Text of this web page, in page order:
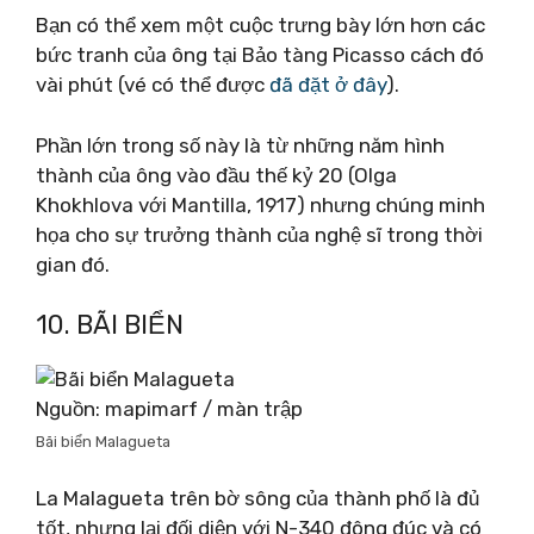
Bạn có thể xem một cuộc trưng bày lớn hơn các
bức tranh của ông tại Bảo tàng Picasso cách đó
vài phút (vé có thể được đã đặt ở đây).
Phần lớn trong số này là từ những năm hình
thành của ông vào đầu thế kỷ 20 (Olga
Khokhlova với Mantilla, 1917) nhưng chúng minh
họa cho sự trưởng thành của nghệ sĩ trong thời
gian đó.
10. BÃI BIỂN
Nguồn: mapimarf / màn trập
Bãi biển Malagueta
La Malagueta trên bờ sông của thành phố là đủ
tốt, nhưng lại đối diện với N-340 đông đúc và có